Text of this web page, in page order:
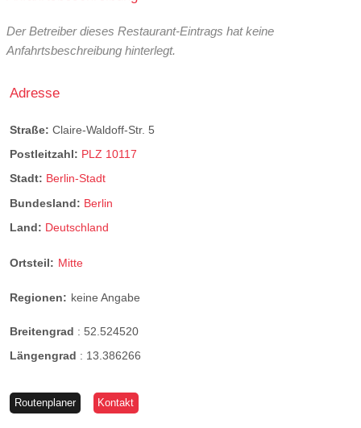
Der Betreiber dieses Restaurant-Eintrags hat keine
Anfahrtsbeschreibung hinterlegt.
Adresse
Straße: Claire-Waldoff-Str. 5
Postleitzahl: PLZ 10117
Stadt: Berlin-Stadt
Bundesland: Berlin
Land: Deutschland
Ortsteil: Mitte
Regionen: keine Angabe
Breitengrad : 52.524520
Längengrad : 13.386266
Routenplaner Kontakt